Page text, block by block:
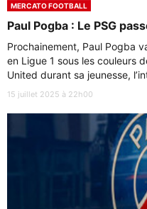
MERCATO FOOTBALL
Paul Pogba : Le PSG
Prochainement, Paul Pogba
en Ligue 1 sous les couleurs
United durant sa jeunesse,
15 juillet 2025 à 22h00